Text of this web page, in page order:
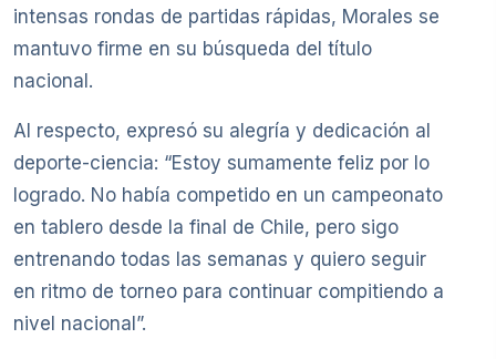
intensas rondas de partidas rápidas, Morales se
mantuvo firme en su búsqueda del título
nacional.
Al respecto, expresó su alegría y dedicación al
deporte-ciencia: “Estoy sumamente feliz por lo
logrado. No había competido en un campeonato
en tablero desde la final de Chile, pero sigo
entrenando todas las semanas y quiero seguir
en ritmo de torneo para continuar compitiendo a
nivel nacional”.